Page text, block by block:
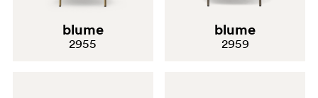
blume
2955
blume
2959